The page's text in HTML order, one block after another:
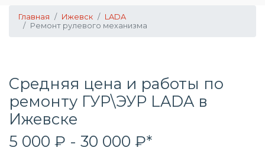
Главная Ижевск
LADA
Ремонт рулевого механизма
Средняя цена и работы по
ремонту ГУР\ЭУР LADA в
Ижевске
5 000 ₽ - 30 000 ₽*